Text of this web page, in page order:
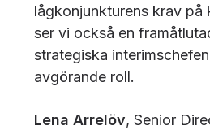
lågkonjunkturens krav på
ser vi också en
strategiska
avgörande roll.
Lena Arrelöv, Senior